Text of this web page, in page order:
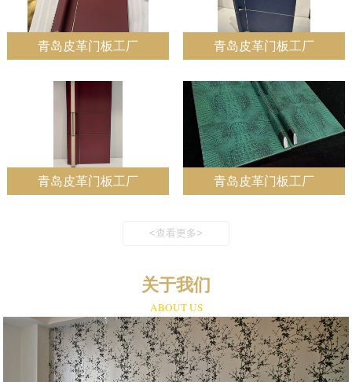
青岛皮革门板工厂 青岛皮革门板工厂
青岛皮革门板工厂 青岛皮革门板工厂
<查看更多>
关于我们
ABOUT US